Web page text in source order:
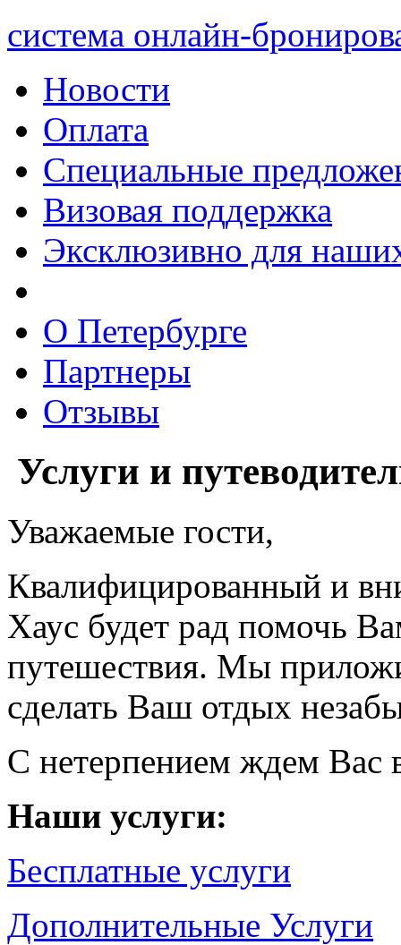
система онлайн-
Новости
Оплата
Специальные
Визовая поддержка
Эксклюзивно для
О Петербурге
Партнеры
Отзывы
Услуги и
Уважаемые гости,
Квалифицированный и
Хаус будет рад помочь
путешествия. Мы
сделать Ваш отдых
С нетерпением ждем Вас
Наши услуги:
Бесплатные услуги
Дополнительные Услуги